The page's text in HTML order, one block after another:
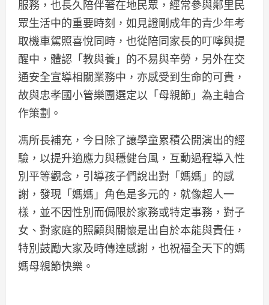
服務，也長久陪伴著在地民眾，經常參與鄰里民
眾生活中的重要時刻，如見證剛成年的青少年考
取機車駕照喜悅同時，也從陪同家長的叮嚀與提
醒中，體認「教與養」的不易與辛勞，另外在交
通安全宣導相關業務中，亦感受到生命的可貴，
故與忠孝國小管樂團選定以「母親節」為主軸合
作策劃。
馮所長補充，今日除了讓學童累積公開演出的經
驗，以提升適應力與穩健台風，互動過程導入性
別平等觀念，引導孩子們說出對「媽媽」的感
謝，發現「媽媽」角色是多元的，就像超人一
樣，並不因性別而侷限於家務或特定事務，對子
女、對家庭的照顧與關懷是出自於本能與責任，
特別鼓勵大家及時傳達感謝，也祝福全天下的媽
媽母親節快樂。